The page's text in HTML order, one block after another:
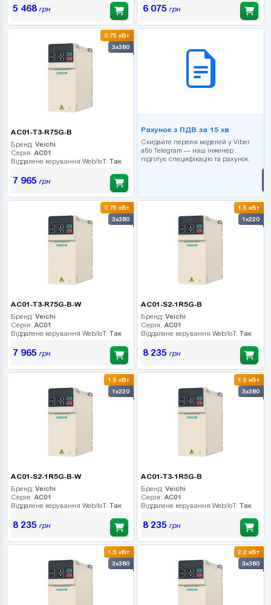
5 468грн 6 075 грн
0.75 кВт
3x380
AC01-T3-R75G-B
Бренд: Veichi
Серія: AC01
Віддалене керування Web/IoT: Так
7 965 грн
Рахунок з ПДВ за 15 хв
Скидайте перелік моделей у Viber
або Telegram — наш інженер
підготує специфікацію та рахунок.
0.75 кВт
3x380
AC01-T3-R75G-B-W
Бренд: Veichi
Серія: AC01
Віддалене керування Web/IoT: Так
7 965 грн
1.5 кВт
1x220
AC01-S2-1R5G-B
Бренд: Veichi
Серія: AC01
Віддалене керування Web/IoT: Так
8 235 грн
1.5 кВт
1x220
AC01-S2-1R5G-B-W
Бренд: Veichi
Серія: AC01
Віддалене керування Web/IoT: Так
8 235 грн
1.5 кВт
3x380
AC01-T3-1R5G-B
Бренд: Veichi
Серія: AC01
Віддалене керування Web/IoT: Так
8 235 грн
1.5 кВт
3x380
2.2 кВт
3x380